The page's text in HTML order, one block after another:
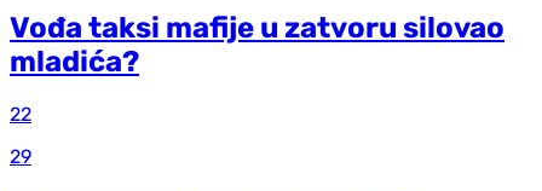
Vođa taksi mafije u zatvoru silovao
mladića?
22
29